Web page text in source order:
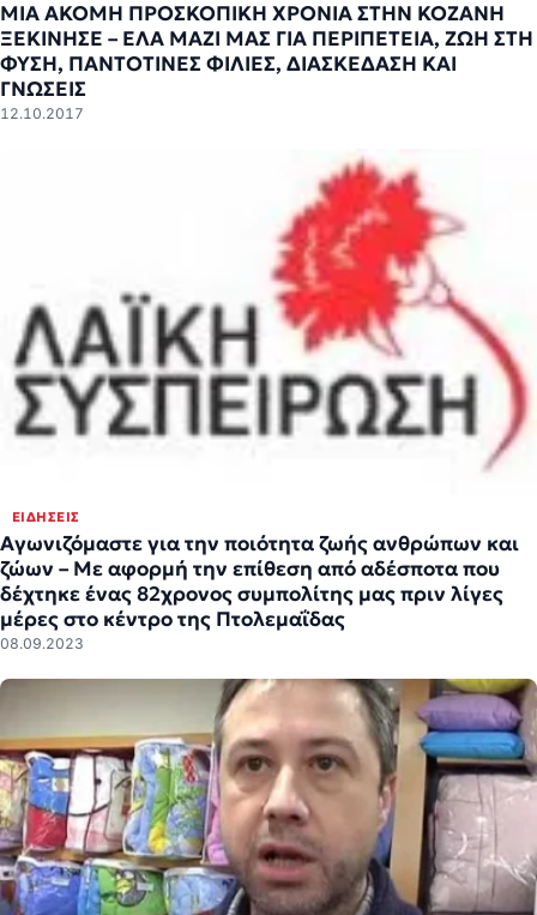
ΜΙΑ ΑΚΟΜΗ ΠΡΟΣΚΟΠΙΚΗ ΧΡΟΝΙΑ ΣΤΗΝ ΚΟΖΑΝΗ
ΞΕΚΙΝΗΣΕ – ΈΛΑ ΜΑΖΙ ΜΑΣ ΓΙΑ ΠΕΡΙΠΕΤΕΙΑ, ΖΩΗ ΣΤΗ
ΦΥΣΗ, ΠΑΝΤΟΤΙΝΕΣ ΦΙΛΙΕΣ, ΔΙΑΣΚΕΔΑΣΗ ΚΑΙ
ΓΝΩΣΕΙΣ
12.10.2017
ΕΙΔΉΣΕΙΣ
Αγωνιζόμαστε για την ποιότητα ζωής ανθρώπων και
ζώων – Με αφορμή την επίθεση από αδέσποτα που
δέχτηκε ένας 82χρονος συμπολίτης μας πριν λίγες
μέρες στο κέντρο της Πτολεμαΐδας
08.09.2023